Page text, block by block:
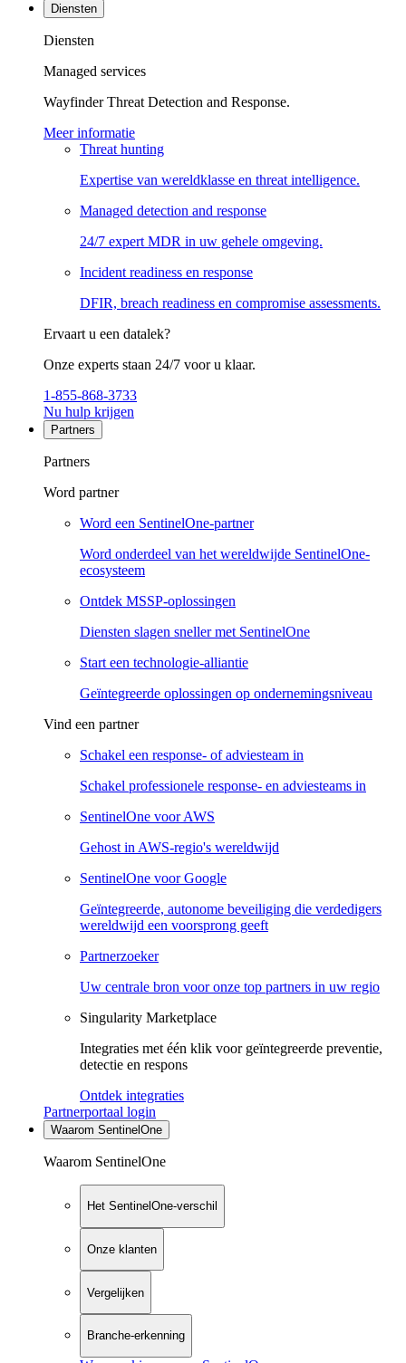
Diensten
Diensten
Managed services
Wayfinder Threat Detection and Response.
Meer informatie
Threat hunting
Expertise van wereldklasse en threat intelligence.
Managed detection and response
24/7 expert MDR in uw gehele omgeving.
Incident readiness en response
DFIR, breach readiness en compromise assessments.
Ervaart u een datalek?
Onze experts staan 24/7 voor u klaar.
1-855-868-3733
Nu hulp krijgen
Partners
Partners
Word partner
Word een SentinelOne-partner
Word onderdeel van het wereldwijde SentinelOne-
ecosysteem
Ontdek MSSP-oplossingen
Diensten slagen sneller met SentinelOne
Start een technologie-alliantie
Geïntegreerde oplossingen op ondernemingsniveau
Vind een partner
Schakel een response- of adviesteam in
Schakel professionele response- en adviesteams in
SentinelOne voor AWS
Gehost in AWS-regio's wereldwijd
SentinelOne voor Google
Geïntegreerde, autonome beveiliging die verdedigers
wereldwijd een voorsprong geeft
Partnerzoeker
Uw centrale bron voor onze top partners in uw regio
Singularity Marketplace
Integraties met één klik voor geïntegreerde preventie,
detectie en respons
Ontdek integraties
Partnerportaal login
Waarom SentinelOne
Waarom SentinelOne
Het SentinelOne-verschil
Onze klanten
Vergelijken
Branche-erkenning